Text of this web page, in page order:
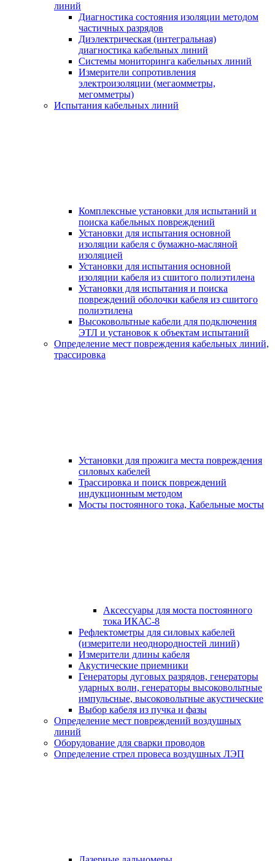
линий
Диагностика состояния изоляции методом
частичных разрядов
Диэлектрическая (интегральная)
диагностика кабельных линий
Системы мониторинга кабельных линий
Измерители сопротивления
электроизоляции (мегаомметры,
мегомметры)
Испытания кабельных линий
Комплексные установки для испытаний и
поиска кабельных повреждений
Установки для испытания основной
изоляции кабеля с бумажно-масляной
изоляцией
Установки для испытания основной
изоляции кабеля из сшитого полиэтилена
Установки для испытания и поиска
повреждений оболочки кабеля из сшитого
полиэтилена
Высоковольтные кабели для подключения
ЭТЛ и установок к объектам испытаний
Определение мест повреждения кабельных линий,
трассировка
Установки для прожига места повреждения
силовых кабелей
Трассировка и поиск повреждений
индукционным методом
Мосты постоянного тока, Кабельные мосты
Аксессуары для моста постоянного
тока ИКАС-8
Рефлектометры для силовых кабелей
(измерители неоднородностей линий)
Измерители длины кабеля
Акустические приемники
Генераторы дуговых разрядов, генераторы
ударных волн, генераторы высоковольтные
импульсные, высоковольтные акустические
Выбор кабеля из пучка и фазы
Определение мест повреждений воздушных
линий
Оборудование для сварки проводов
Определение стрел провеса воздушных ЛЭП